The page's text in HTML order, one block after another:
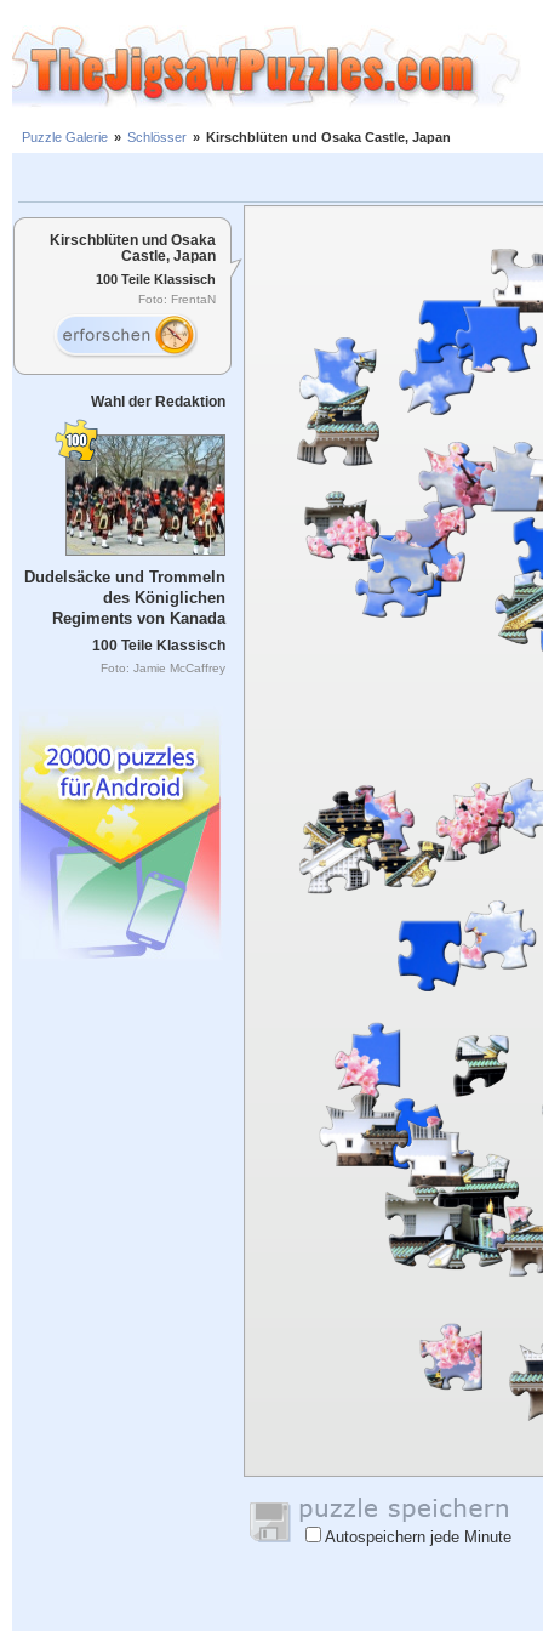
Puzzle Galerie » Schlösser » Kirschblüten und Osaka Castle, Japan
Kirschblüten und Osaka
Castle, Japan
100 Teile Klassisch
Foto: FrentaN
Wahl der Redaktion
Dudelsäcke und Trommeln
des Königlichen
Regiments von Kanada
100 Teile Klassisch
Foto: Jamie McCaffrey
Autospeichern jede Minute